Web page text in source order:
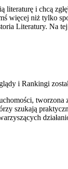
i chcą
więcej niż tylko
Literatury. Na
i Rankingi
szukają